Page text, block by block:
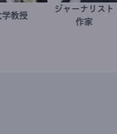
金谷一朗
大学教授 鈴木
ジャー